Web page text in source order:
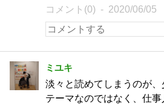
コメント(0) 2020/06/05
ミユキ
淡々と読めてしまうのが
テーマなのではなく、仕